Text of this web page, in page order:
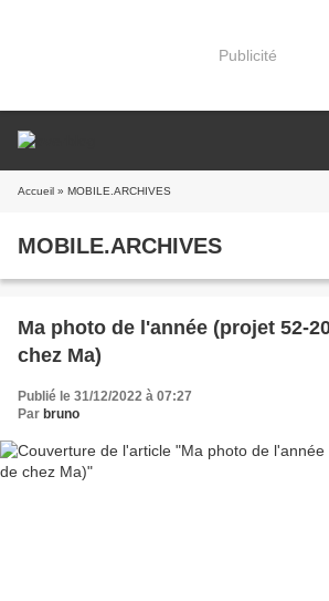
Publicité
Accueil » MOBILE.ARCHIVES
MOBILE.ARCHIVES
Ma photo de l'année (projet 52-
chez Ma)
Publié le 31/12/2022 à 07:27
Par bruno